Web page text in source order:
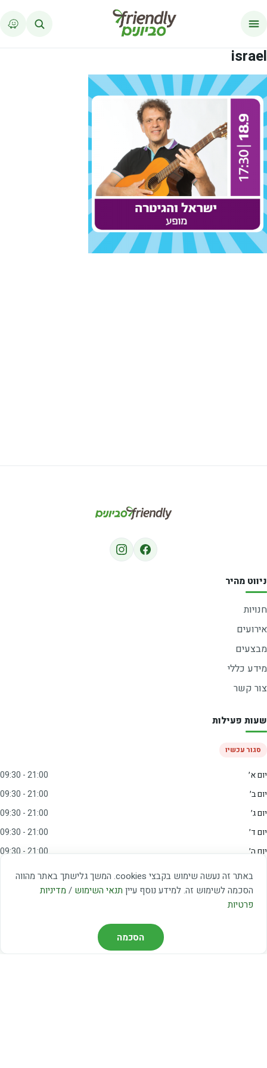
באתר זה נעשה שימוש בקבצי cookies. המשך גלישתך באתר מהווה
הסכמה לשימוש זה. למידע נוסף עיין תנאי השימוש / מדיניות
פרטיות
הסכמה
israel
ניווט מהיר
חנויות
אירועים
מבצעים
מידע כללי
צור קשר
שעות פעילות
סגור עכשיו
יום א׳
09:30 - 21:00
יום ב׳
09:30 - 21:00
יום ג׳
09:30 - 21:00
יום ד׳
09:30 - 21:00
יום ה׳
09:30 - 21:00
09:00 - 15:00
שבת
20:00 - 23:00